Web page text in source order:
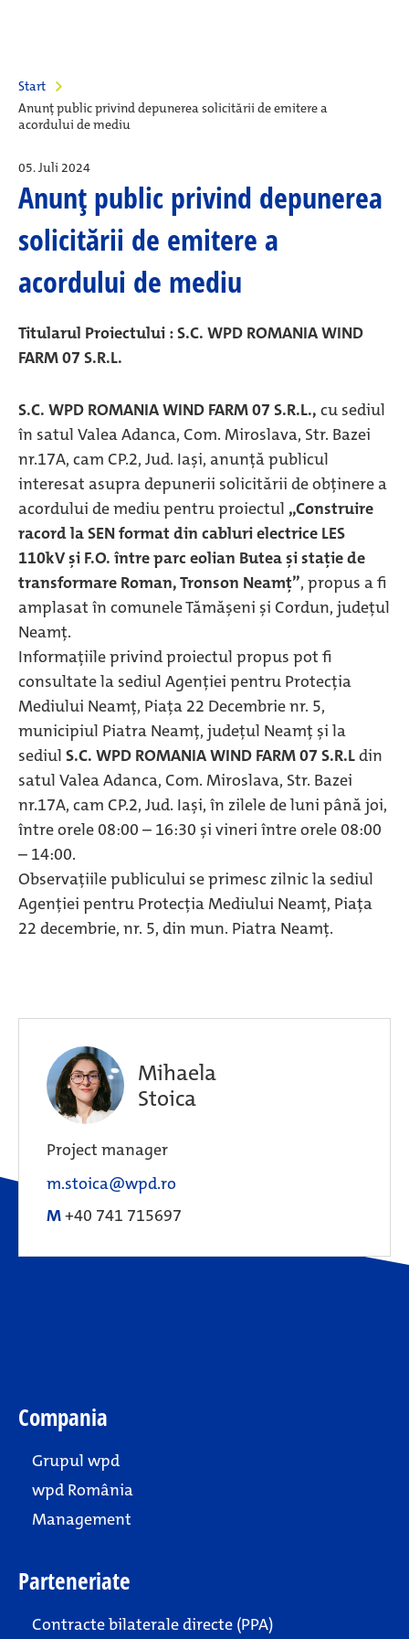
Start
Anunţ public privind depunerea solicitării de emitere a
acordului de mediu
05. Juli 2024
Anunţ public privind depunerea
solicitării de emitere a
acordului de mediu
Titularul Proiectului : S.C. WPD ROMANIA WIND
FARM 07 S.R.L.
S.C. WPD ROMANIA WIND FARM 07 S.R.L., cu sediul
în satul Valea Adanca, Com. Miroslava, Str. Bazei
nr.17A, cam CP.2, Jud. Iași, anunţă publicul
interesat asupra depunerii solicitării de obținere a
acordului de mediu pentru proiectul „Construire
racord la SEN format din cabluri electrice LES
110kV și F.O. între parc eolian Butea și stație de
transformare Roman, Tronson Neamț”, propus a fi
amplasat în comunele Tămășeni și Cordun, județul
Neamț.
Informaţiile privind proiectul propus pot fi
consultate la sediul Agenției pentru Protecția
Mediului Neamț, Piața 22 Decembrie nr. 5,
municipiul Piatra Neamț, județul Neamț și la
sediul S.C. WPD ROMANIA WIND FARM 07 S.R.Ldin
satul Valea Adanca, Com. Miroslava, Str. Bazei
nr.17A, cam CP.2, Jud. Iași, în zilele de luni până joi,
între orele 08:00 – 16:30 și vineri între orele 08:00
– 14:00.
Observațiile publicului se primesc zilnic la sediul
Agenției pentru Protecția Mediului Neamț, Piața
22 decembrie, nr. 5, din mun. Piatra Neamț.
Mihaela
Stoica
Project manager
m.stoica@wpd.ro
M+40 741 715697
Compania
Grupul wpd
wpd România
Management
Parteneriate
Contracte bilaterale directe (PPA)